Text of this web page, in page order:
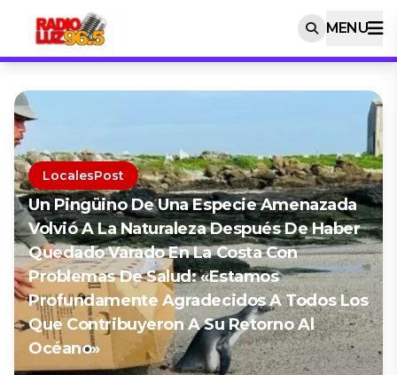
MENU
LocalesPost
Un Pingüino De Una Especie Amenazada
Volvió A La Naturaleza Después De Haber
Quedado Varado En La Costa Con
Problemas De Salud: «Estamos
Profundamente Agradecidos A Todos Los
Que Contribuyeron A Su Retorno Al
Océano»